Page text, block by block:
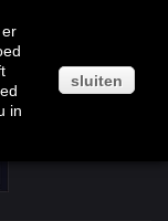
in
sluiten